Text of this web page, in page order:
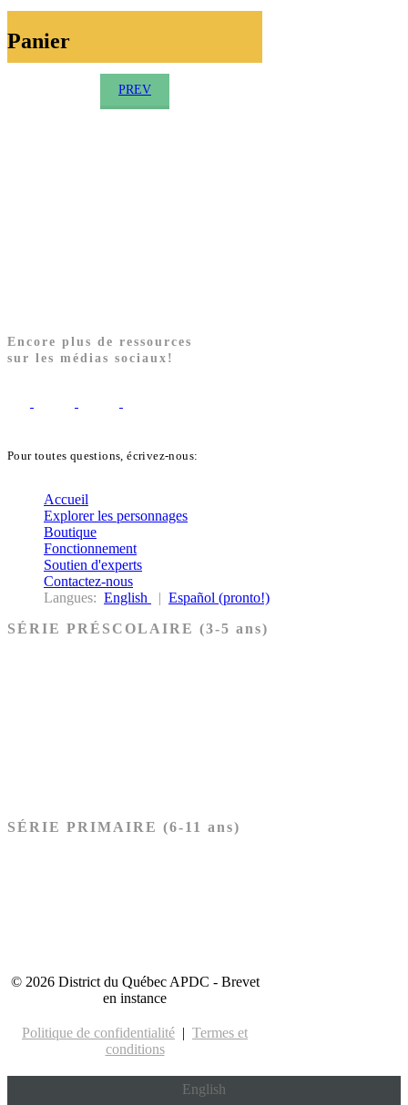
Panier
PREV
Encore plus de ressources
sur les médias sociaux!
Pour toutes questions, écrivez-nous:
Accueil
Explorer les personnages
Boutique
Fonctionnement
Soutien d'experts
Contactez-nous
Langues: English | Español (pronto!)
SÉRIE PRÉSCOLAIRE (3-5 ans)
SÉRIE PRIMAIRE (6-11 ans)
© 2026 District du Québec APDC - Brevet
en instance
Politique de confidentialité | Termes et
conditions
English